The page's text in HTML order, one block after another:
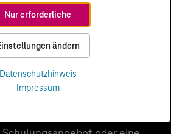
Nur erforderliche
ändern
Datenschutzhinweis
Impressum
(RPA in der Praxis)